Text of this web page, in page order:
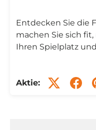
Entdecken Sie die
machen Sie sich
Ihren Spielplatz
Aktie: